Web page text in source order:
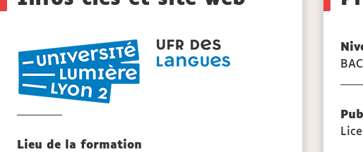
la
fiche
LANGUES
Lieu de la formation